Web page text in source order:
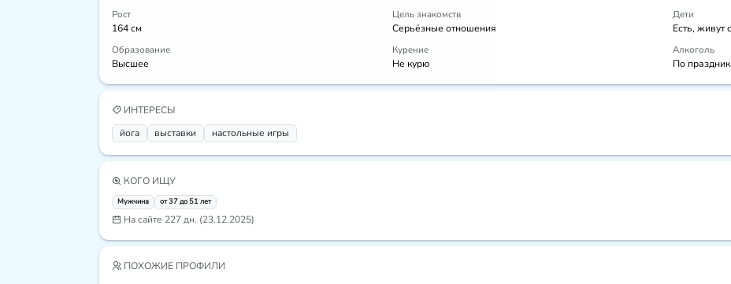
Рост
164 см
Цель знакомств
Серьёзные отношения
Дети
Есть, живут
Образование
Высшее
Курение
Не курю
Алкоголь
По
ИНТЕРЕСЫ
йога
выставки настольные игры
КОГО ИЩУ
Мужчина от 37 до 51 лет
На сайте 227 дн. (23.12.2025)
ПОХОЖИЕ ПРОФИЛИ